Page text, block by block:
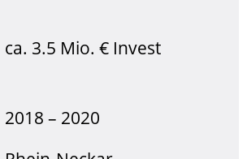
ca. 3.5 Mio. € Invest
2018 – 2020